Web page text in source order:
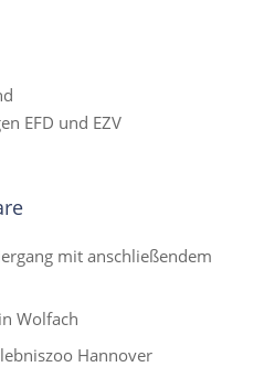
EFD und EZV
mit anschließendem
Wolfach
Hannover